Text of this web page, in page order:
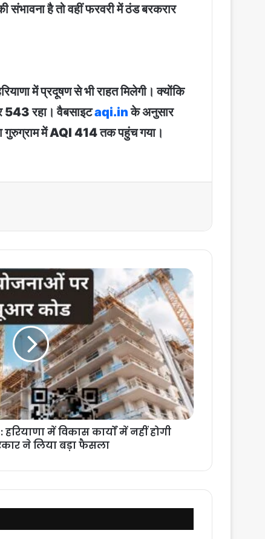
संभावना है तो वहीं फरवरी में ठंड बरकरार
में प्रदूषण से भी राहत मिलेगी। क्योंकि
543 रहा। वैबसाइटaqi.inके अनुसार
गुरुग्राम में AQI 414 तक पहुंच गया।
में विकास कार्यों में नहीं होगी
ने लिया बड़ा फैसला